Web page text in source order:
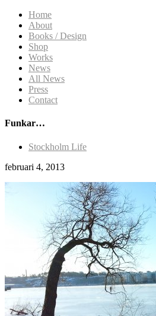
Home
About
Books / Design
Shop
Works
News
All News
Press
Contact
Funkar…
Stockholm Life
februari 4, 2013